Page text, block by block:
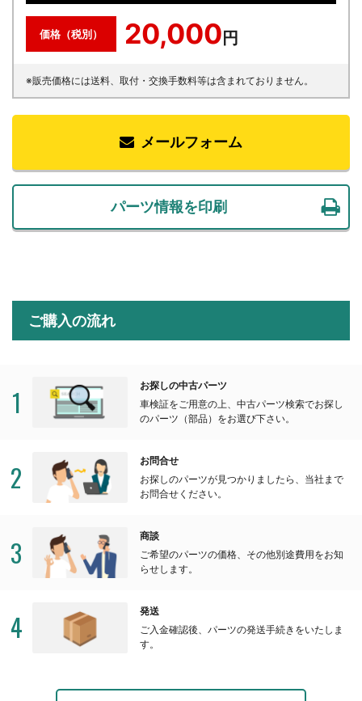
価格（税別） 20,000 円
※販売価格には送料、取付・交換手数料等は含まれておりません。
メールフォーム
パーツ情報を印刷
ご購入の流れ
1
お探しの中古パーツ
車検証をご用意の上、中古パーツ検索でお探し
のパーツ（部品）をお選び下さい。
2
お問合せ
お探しのパーツが見つかりましたら、当社まで
お問合せください。
3
商談
ご希望のパーツの価格、その他別途費用をお知
らせします。
4
発送
ご入金確認後、パーツの発送手続きをいたしま
す。